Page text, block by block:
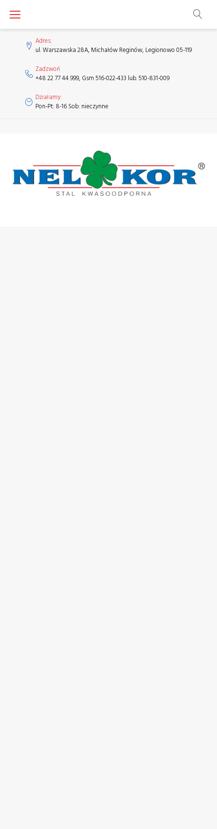
Adres:
ul. Warszawska 28A, Michałów Reginów, Legionowo 05-119
Zadzwoń
+48 22 77 44 999, Gsm 516-022-433 lub. 510-831-009
Działamy:
Pon-Pt: 8-16 Sob: nieczynne